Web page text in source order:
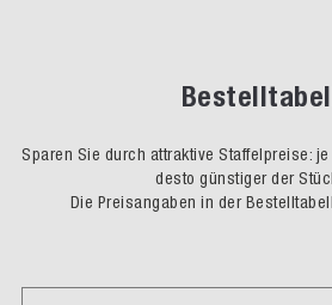
Sparen Sie durch attraktive Staffelpreise:
desto günstiger der
Die Preisangaben in der